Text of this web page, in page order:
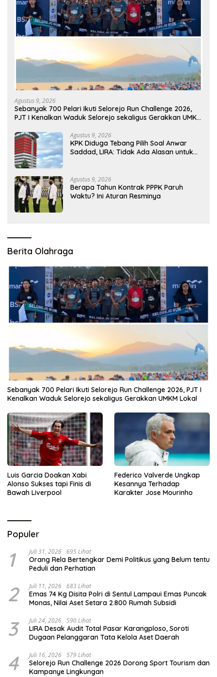
Agustus 9, 2026
Sebanyak 700 Pelari Ikuti Selorejo Run Challenge 2026,
PJT I Kenalkan Waduk Selorejo sekaligus Gerakkan UMKM
Agustus 9, 2026
KPK Diduga Tebang Pilih Soal Anwar
Saddad, LIRA: Tidak Ada Alasan untuk
Agustus 9, 2026
Berapa Tahun Kontrak PPPK Paruh
Waktu? Ini Aturan Resminya
Berita Olahraga
Sebanyak 700 Pelari Ikuti Selorejo Run Challenge 2026, PJT I
Kenalkan Waduk Selorejo sekaligus Gerakkan UMKM Lokal
Luis Garcia Doakan Xabi
Alonso Sukses tapi Finis di
Bawah Liverpool
Federico Valverde Ungkap
Kesannya Terhadap
Karakter Jose Mourinho
Populer
1 Juli 31, 2026 695 Lihat
Orang Rela Bertengkar Demi Politikus yang Belum tentu
Peduli dan Perhatian
2 Juli 11, 2026 683 Lihat
Emas 74 Kg Disita Polri di Sentul Lampaui Emas Puncak
Monas, Nilai Aset Setara 2.800 Rumah Subsidi
3 Juli 24, 2026 590 Lihat
LIRA Desak Audit Total Pasar Karangploso, Soroti
Dugaan Pelanggaran Tata Kelola Aset Daerah
4 Juli 16, 2026 579 Lihat
Selorejo Run Challenge 2026 Dorong Sport Tourism dan
Kampanye Lingkungan